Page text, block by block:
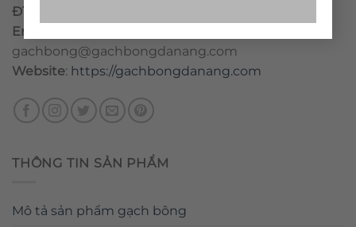
ĐT
Email
gachbong@gachbongdanang.com
Website: https://gachbongdanang.com
THÔNG TIN SẢN PHẨM
Mô tả sản phẩm gạch bông